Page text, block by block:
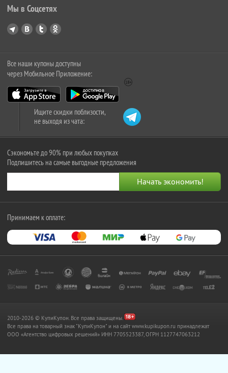
Мы в Соцсетях
Все наши купоны доступны
через Мобильное Приложение:
Ищите скидки поблизости,
не выходя из чата:
Сэкономьте до 90% при любых покупках
Подпишитесь на самые выгодные предложения
Принимаем к оплате:
2010-2026 © КупиКупон. Все права защищены.
Все права на товарный знак "КупиКупон" и на сайт www.kupikupon.ru принадлежат
OOO «Агентство цифровых решений» ИНН 7705523387, ОГРН 1127747063212